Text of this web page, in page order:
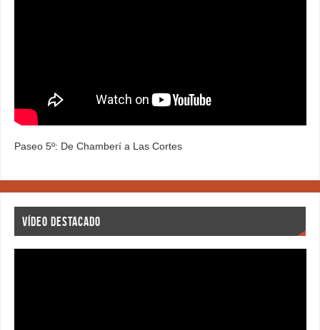
Paseo 5º: De Chamberí a Las Cortes
VÍDEO DESTACADO